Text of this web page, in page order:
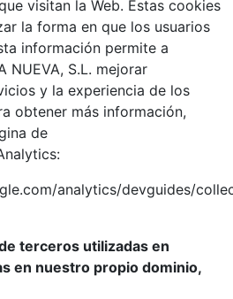
visitan la Web. Estas cookies
la forma en que los usuarios
información permite a
NUEVA, S.L. mejorar
y la experiencia de los
obtener más información,
de
analytics/devguides/
terceros utilizadas en
en nuestro propio dominio,